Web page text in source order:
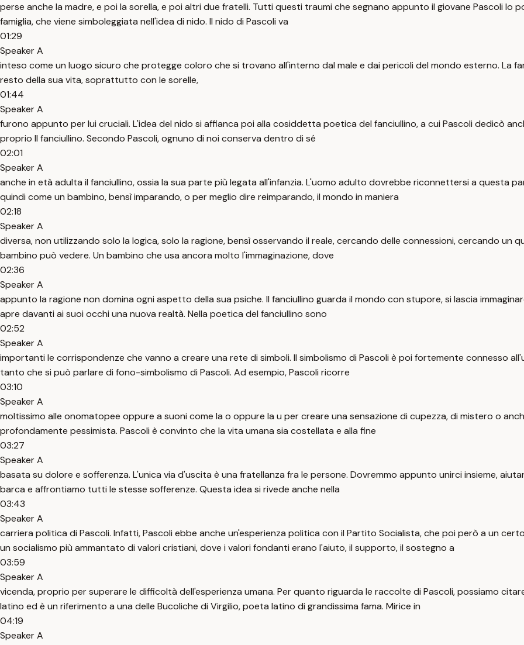
perse anche la madre, e poi la sorella, e poi altri due fratelli. Tutti questi traumi che segnano appunto il giovane Pascoli
famiglia, che viene simboleggiata nell'idea di nido. Il nido di Pascoli va
01:29
Speaker A
inteso come un luogo sicuro che protegge coloro che si trovano all'interno dal male e dai pericoli del mondo esterno. La
resto della sua vita, soprattutto con le sorelle,
01:44
Speaker A
furono appunto per lui cruciali. L'idea del nido si affianca poi alla cosiddetta poetica del fanciullino, a cui Pascoli dedicò
proprio Il fanciullino. Secondo Pascoli, ognuno di noi conserva dentro di sé
02:01
Speaker A
anche in età adulta il fanciullino, ossia la sua parte più legata all'infanzia. L'uomo adulto dovrebbe riconnettersi a questa
quindi come un bambino, bensì imparando, o per meglio dire reimparando, il mondo in maniera
02:18
Speaker A
diversa, non utilizzando solo la logica, solo la ragione, bensì osservando il reale, cercando delle connessioni, cercando un
bambino può vedere. Un bambino che usa ancora molto l'immaginazione, dove
02:36
Speaker A
appunto la ragione non domina ogni aspetto della sua psiche. Il fanciullino guarda il mondo con stupore, si lascia
apre davanti ai suoi occhi una nuova realtà. Nella poetica del fanciullino sono
02:52
Speaker A
importanti le corrispondenze che vanno a creare una rete di simboli. Il simbolismo di Pascoli è poi fortemente connesso
tanto che si può parlare di fono-simbolismo di Pascoli. Ad esempio, Pascoli ricorre
03:10
Speaker A
moltissimo alle onomatopee oppure a suoni come la o oppure la u per creare una sensazione di cupezza, di mistero o
profondamente pessimista. Pascoli è convinto che la vita umana sia costellata e alla fine
03:27
Speaker A
basata su dolore e sofferenza. L'unica via d'uscita è una fratellanza fra le persone. Dovremmo appunto unirci insieme,
barca e affrontiamo tutti le stesse sofferenze. Questa idea si rivede anche nella
03:43
Speaker A
carriera politica di Pascoli. Infatti, Pascoli ebbe anche un'esperienza politica con il Partito Socialista, che poi però a un
un socialismo più ammantato di valori cristiani, dove i valori fondanti erano l'aiuto, il supporto, il sostegno a
03:59
Speaker A
vicenda, proprio per superare le difficoltà dell'esperienza umana. Per quanto riguarda le raccolte di Pascoli, possiamo
latino ed è un riferimento a una delle Bucoliche di Virgilio, poeta latino di grandissima fama. Mirice in
04:19
Speaker A